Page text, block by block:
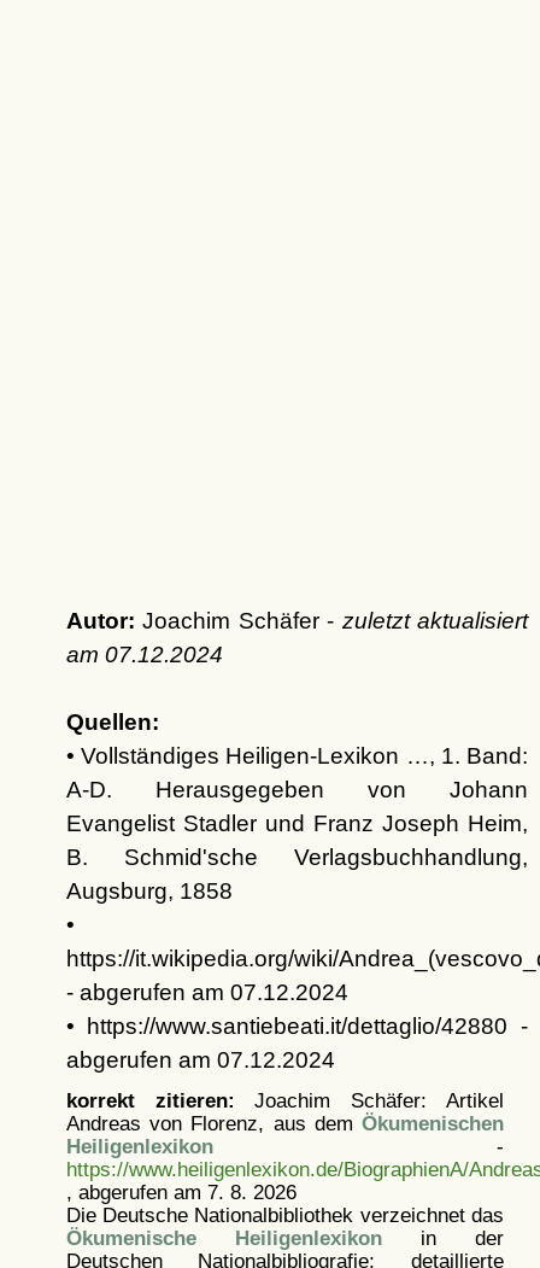
Autor: Joachim Schäfer - zuletzt aktualisiert
am 07.12.2024
Quellen:
• Vollständiges Heiligen-Lexikon …, 1. Band:
A-D. Herausgegeben von Johann
Evangelist Stadler und Franz Joseph Heim,
B. Schmid'sche Verlagsbuchhandlung,
Augsburg, 1858
•
https://it.wikipedia.org/wiki/
- abgerufen am 07.12.2024
• https://www.santiebeati.it/dettaglio/42880 -
abgerufen am 07.12.2024
korrekt zitieren: Joachim Schäfer: Artikel
Andreas von Florenz, aus dem Ökumenischen
Heiligenlexikon-
https://www.heiligenlexikon.de/BiographienA/
, abgerufen am 7. 8. 2026
Die Deutsche Nationalbibliothek verzeichnet das
Ökumenische Heiligenlexikonin der
Deutschen Nationalbibliografie; detaillierte